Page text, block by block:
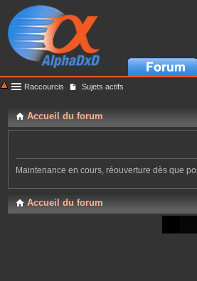
Raccourcis Sujets actifs
Accueil du forum
Maintenance en cours, réouverture dès que
Accueil du forum